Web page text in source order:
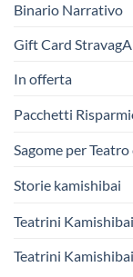
Binario Narrativo
Gift Card
In offerta
Pacchetti
Sagome per
Storie kamishibai
Teatrini
Teatrini